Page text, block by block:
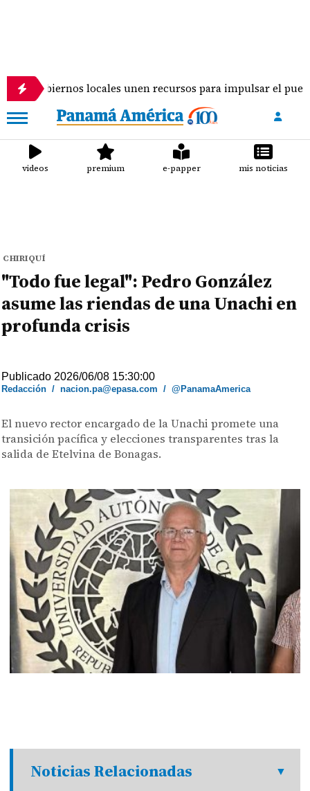
locales unen recursos para impulsar el puente de
videos premium e-papper mis noticias
CHIRIQUÍ
"Todo fue legal": Pedro González
asume las riendas de una Unachi en
profunda crisis
Publicado 2026/06/08 15:30:00
Redacción /nacion.pa@epasa.com /@PanamaAmerica
El nuevo rector encargado de la Unachi promete una
transición pacífica y elecciones transparentes tras la
salida de Etelvina de Bonagas.
Noticias Relacionadas